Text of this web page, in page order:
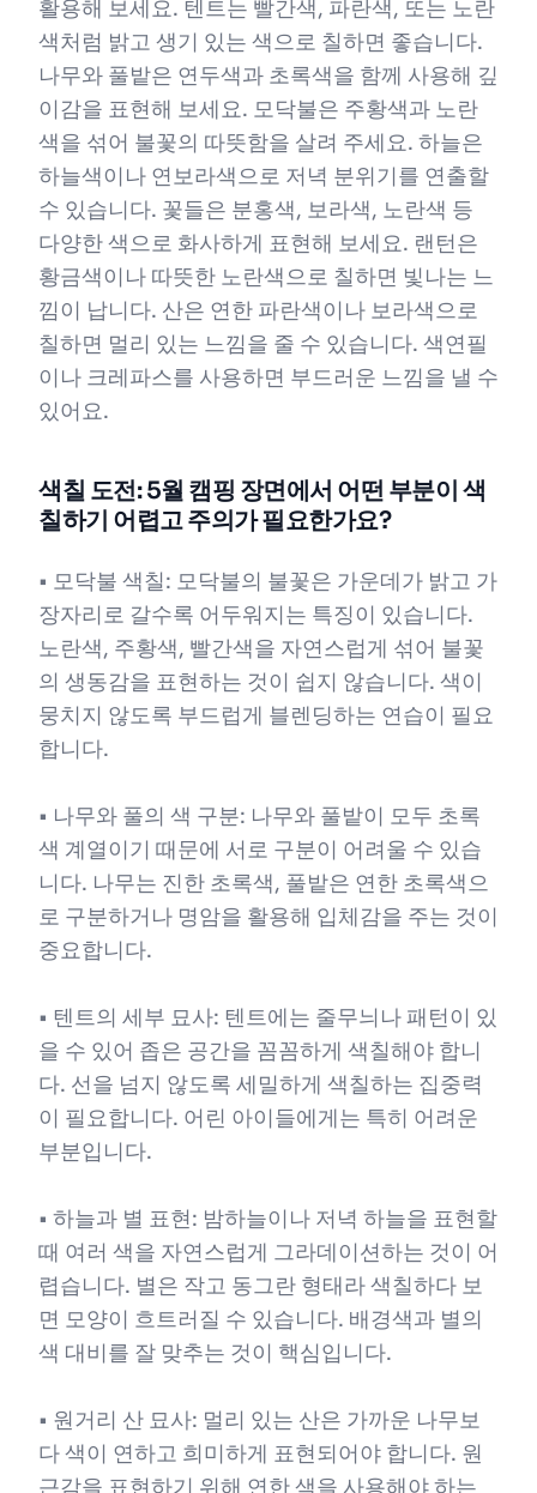
활용해 보세요. 텐트는 빨간색, 파란색, 또는 노란
색처럼 밝고 생기 있는 색으로 칠하면 좋습니다.
나무와 풀밭은 연두색과 초록색을 함께 사용해 깊
이감을 표현해 보세요. 모닥불은 주황색과 노란
색을 섞어 불꽃의 따뜻함을 살려 주세요. 하늘은
하늘색이나 연보라색으로 저녁 분위기를 연출할
수 있습니다. 꽃들은 분홍색, 보라색, 노란색 등
다양한 색으로 화사하게 표현해 보세요. 랜턴은
황금색이나 따뜻한 노란색으로 칠하면 빛나는 느
낌이 납니다. 산은 연한 파란색이나 보라색으로
칠하면 멀리 있는 느낌을 줄 수 있습니다. 색연필
이나 크레파스를 사용하면 부드러운 느낌을 낼 수
있어요.
색칠 도전: 5월 캠핑 장면에서 어떤 부분이 색
칠하기 어렵고 주의가 필요한가요?
• 모닥불 색칠: 모닥불의 불꽃은 가운데가 밝고 가
장자리로 갈수록 어두워지는 특징이 있습니다.
노란색, 주황색, 빨간색을 자연스럽게 섞어 불꽃
의 생동감을 표현하는 것이 쉽지 않습니다. 색이
뭉치지 않도록 부드럽게 블렌딩하는 연습이 필요
합니다.
• 나무와 풀의 색 구분: 나무와 풀밭이 모두 초록
색 계열이기 때문에 서로 구분이 어려울 수 있습
니다. 나무는 진한 초록색, 풀밭은 연한 초록색으
로 구분하거나 명암을 활용해 입체감을 주는 것이
중요합니다.
• 텐트의 세부 묘사: 텐트에는 줄무늬나 패턴이 있
을 수 있어 좁은 공간을 꼼꼼하게 색칠해야 합니
다. 선을 넘지 않도록 세밀하게 색칠하는 집중력
이 필요합니다. 어린 아이들에게는 특히 어려운
부분입니다.
• 하늘과 별 표현: 밤하늘이나 저녁 하늘을 표현할
때 여러 색을 자연스럽게 그라데이션하는 것이 어
렵습니다. 별은 작고 동그란 형태라 색칠하다 보
면 모양이 흐트러질 수 있습니다. 배경색과 별의
색 대비를 잘 맞추는 것이 핵심입니다.
• 원거리 산 묘사: 멀리 있는 산은 가까운 나무보
다 색이 연하고 희미하게 표현되어야 합니다. 원
근감을 표현하기 위해 연한 색을 사용해야 하는